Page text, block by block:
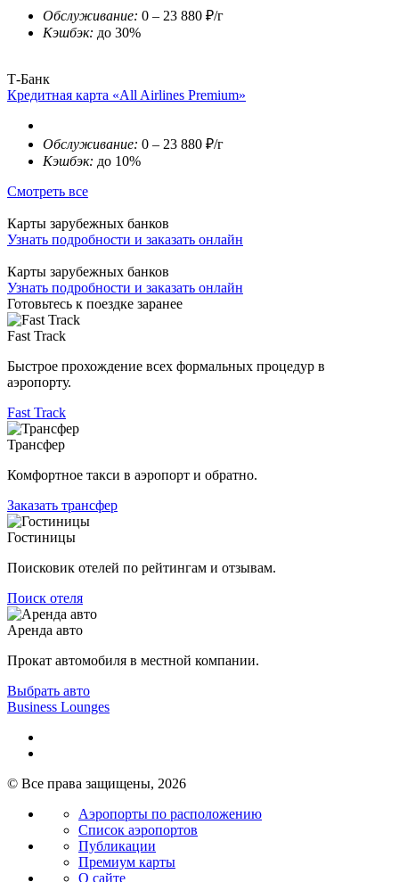
Обслуживание: 0 – 23 880 ₽/г
Кэшбэк: до 30%
Т-Банк
Кредитная карта «All Airlines Premium»
Обслуживание: 0 – 23 880 ₽/г
Кэшбэк: до 10%
Смотреть все
Карты зарубежных банков
Узнать подробности и заказать онлайн
Карты зарубежных банков
Узнать подробности и заказать онлайн
Готовьтесь к поездке заранее
Fast Track
Быстрое прохождение всех формальных процедур в
аэропорту.
Fast Track
Трансфер
Комфортное такси в аэропорт и обратно.
Заказать трансфер
Гостиницы
Поисковик отелей по рейтингам и отзывам.
Поиск отеля
Аренда авто
Прокат автомобиля в местной компании.
Выбрать авто
Business Lounges
© Все права защищены, 2026
Аэропорты по расположению
Список аэропортов
Публикации
Премиум карты
О сайте